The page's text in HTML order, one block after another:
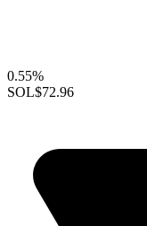
0.55%
SOL$72.96